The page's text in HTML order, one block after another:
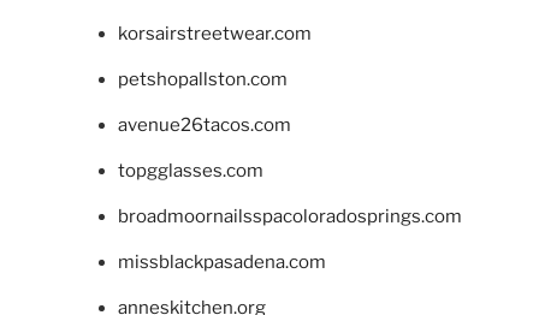
korsairstreetwear.com
petshopallston.com
avenue26tacos.com
topgglasses.com
broadmoornailsspacoloradosprings.com
missblackpasadena.com
anneskitchen.org